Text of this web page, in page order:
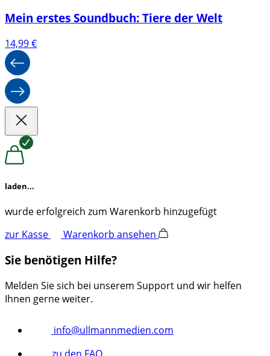
Mein erstes Soundbuch: Tiere der Welt
14,99€
laden...
wurde erfolgreich zum Warenkorb hinzugefügt
zur Kasse
Warenkorb ansehen
Sie benötigen Hilfe?
Melden Sie sich bei unserem Support und wir helfen
Ihnen gerne weiter.
info@ullmannmedien.com